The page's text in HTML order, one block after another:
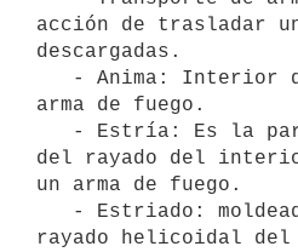
acción de trasladar
descargadas.
arma de fuego.
del rayado del
un arma de fuego.
rayado helicoidal